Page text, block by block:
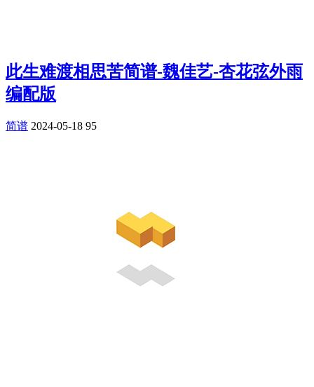
此生难渡相思苦简谱-魏佳艺-杏花弦外雨
编配版
简谱 2024-05-18 95